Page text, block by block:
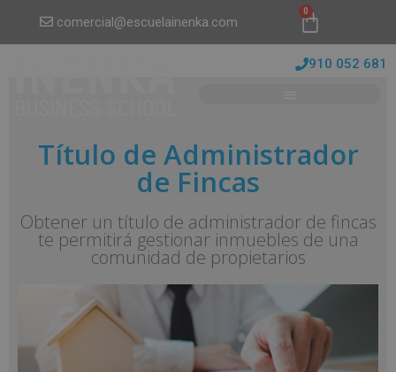
comercial@escuelainenka.com
0
910 052 681
Título de Administrador
de Fincas
Obtener un título de administrador de fincas
te permitirá gestionar inmuebles de una
comunidad de propietarios